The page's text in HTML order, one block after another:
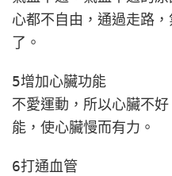
心都不自由，通過走路
了。
5增加心臟功能
不愛運動，所以心臟不
能，使心臟慢而有力。
6打通血管